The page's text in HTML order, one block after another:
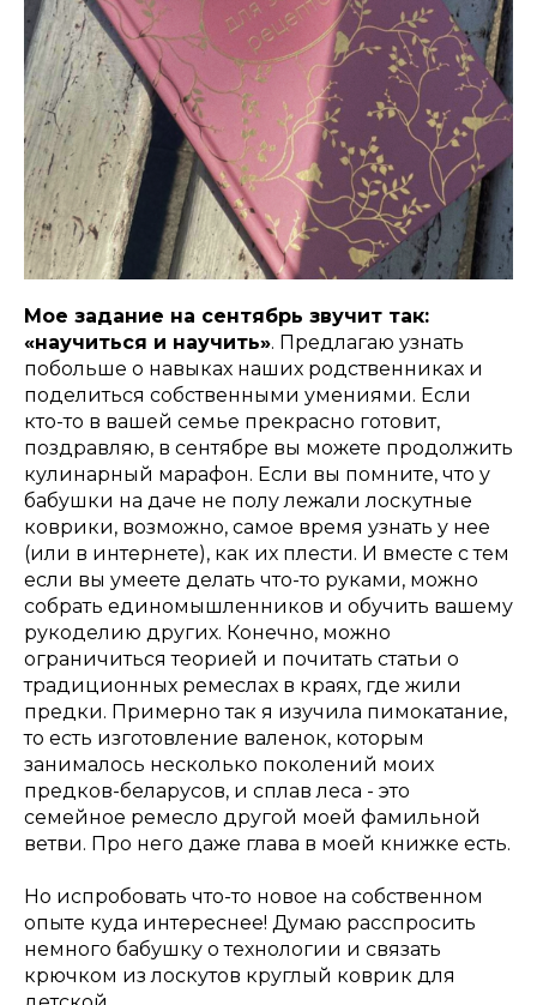
Мое задание на сентябрь звучит так:
«научиться и научить». Предлагаю узнать
побольше о навыках наших родственниках и
поделиться собственными умениями. Если
кто-то в вашей семье прекрасно готовит,
поздравляю, в сентябре вы можете продолжить
кулинарный марафон. Если вы помните, что у
бабушки на даче не полу лежали лоскутные
коврики, возможно, самое время узнать у нее
(или в интернете), как их плести. И вместе с тем
если вы умеете делать что-то руками, можно
собрать единомышленников и обучить вашему
рукоделию других. Конечно, можно
ограничиться теорией и почитать статьи о
традиционных ремеслах в краях, где жили
предки. Примерно так я изучила пимокатание,
то есть изготовление валенок, которым
занималось несколько поколений моих
предков-беларусов, и сплав леса - это
семейное ремесло другой моей фамильной
ветви. Про него даже глава в моей книжке есть.
Но испробовать что-то новое на собственном
опыте куда интереснее! Думаю расспросить
немного бабушку о технологии и связать
крючком из лоскутов круглый коврик для